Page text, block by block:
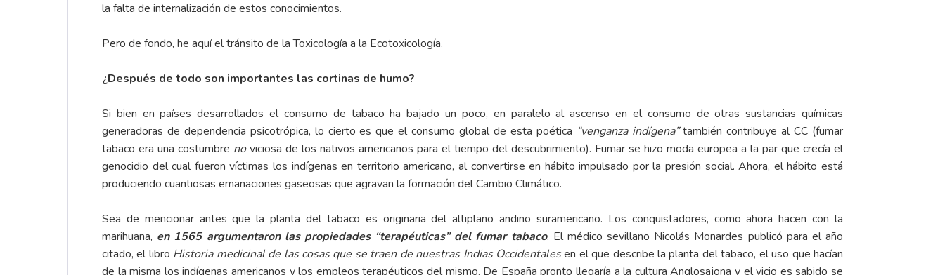
la falta de internalización de estos conocimientos.
Pero de fondo, he aquí el tránsito de la Toxicología a la Ecotoxicología.
¿Después de todo son importantes las cortinas de humo?
Si bien en países desarrollados el consumo de tabaco ha bajado un poco, en paralelo al ascenso en el consumo de otras sustancias químicas
generadoras de dependencia psicotrópica, lo cierto es que el consumo global de esta poética “venganza indígena”también contribuye al CC (fumar
tabaco era una costumbre noviciosa de los nativos americanos para el tiempo del descubrimiento). Fumar se hizo moda europea a la par que crecía el
genocidio del cual fueron víctimas los indígenas en territorio americano, al convertirse en hábito impulsado por la presión social. Ahora, el hábito está
produciendo cuantiosas emanaciones gaseosas que agravan la formación del Cambio Climático.
Sea de mencionar antes que la planta del tabaco es originaria del altiplano andino suramericano. Los conquistadores, como ahora hacen con la
marihuana, en 1565 argumentaron las propiedades “terapéuticas” del fumar tabaco. El médico sevillano Nicolás Monardes publicó para el año
citado, el libro Historia medicinal de las cosas que se traen de nuestras Indias Occidentalesen el que describe la planta del tabaco, el uso que hacían
de la misma los indígenas americanos y los empleos terapéuticos del mismo. De España pronto llegaría a la cultura Anglosajona y el vicio es sabido se